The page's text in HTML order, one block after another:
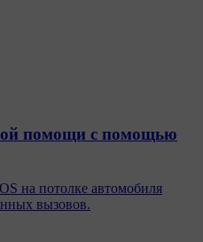
помощи с помощью
на потолке автомобиля
вызовов.